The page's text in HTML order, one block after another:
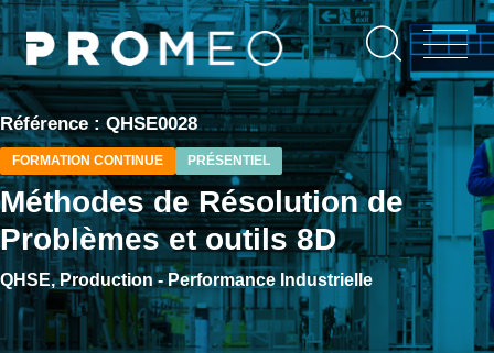
Aller
au
contenu
principal
Référence : QHSE0028
FORMATION CONTINUE PRÉSENTIEL
Méthodes de Résolution de
Problèmes et outils 8D
QHSE, Production - Performance Industrielle
Panneau de gestion des cookies